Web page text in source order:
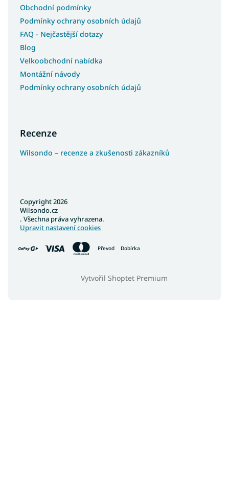
Obchodní podmínky
Podmínky ochrany osobních údajů
FAQ - Nejčastější dotazy
Blog
Velkoobchodní nabídka
Montážní návody
Podmínky ochrany osobních údajů
Recenze
Wilsondo – recenze a zkušenosti zákazníků
Převod Dobírka
Vytvořil Shoptet Premium
Copyright 2026
Wilsondo.cz
. Všechna práva vyhrazena.
Upravit nastavení cookies